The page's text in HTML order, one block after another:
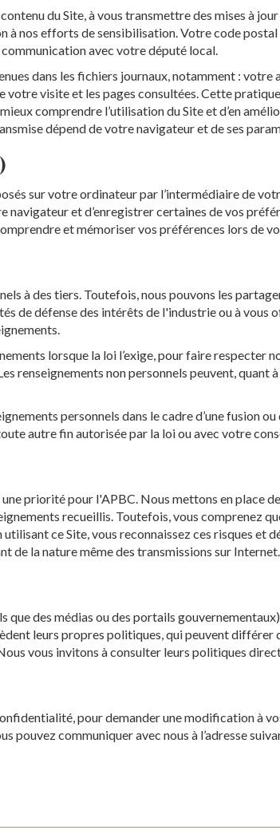
du Site, à vous transmettre des mises à
nos efforts de sensibilisation. Votre code postal
avec votre député local.
dans les fichiers journaux, notamment : votre
votre visite et les pages consultées. Cette
comprendre l’utilisation du Site et d’en
dépend de votre navigateur et de ses
sur votre ordinateur par l’intermédiaire de
navigateur et d’enregistrer certaines de vos
et mémoriser vos préférences lors de
à des tiers. Toutefois, nous pouvons les
de défense des intérêts de l'industrie ou à vous
lorsque la loi l’exige, pour faire respecter
renseignements non personnels peuvent, quant
personnels dans le cadre d’une fusion ou
autre fin autorisée par la loi ou avec votre
priorité pour l'APBC. Nous mettons en place
recueillis. Toutefois, vous comprenez
ce Site, vous reconnaissez ces risques et
de la nature même des transmissions sur Internet.
que des médias ou des portails
leurs propres politiques, qui peuvent différer
vous invitons à consulter leurs politiques
pour demander une modification à
pouvez communiquer avec nous à l’adresse